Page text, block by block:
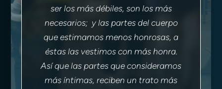
ser los más débiles, son los más
necesarios; y las partes del cuerpo
que estimamos menos honrosas, a
éstas las vestimos con más honra.
Así que las partes que consideramos
más íntimas, reciben un trato más